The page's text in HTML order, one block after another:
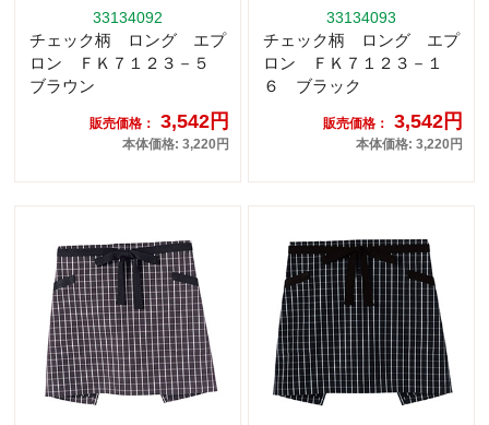
33134092
チェック柄 ロング エプ
ロン ＦＫ７１２３－５
ブラウン
販売価格： 3,542円
本体価格: 3,220円
33134093
チェック柄 ロング エプ
ロン ＦＫ７１２３－１
６ ブラック
販売価格： 3,542円
本体価格: 3,220円